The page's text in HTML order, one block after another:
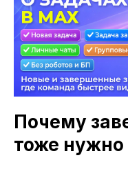
Почему
тоже нужно